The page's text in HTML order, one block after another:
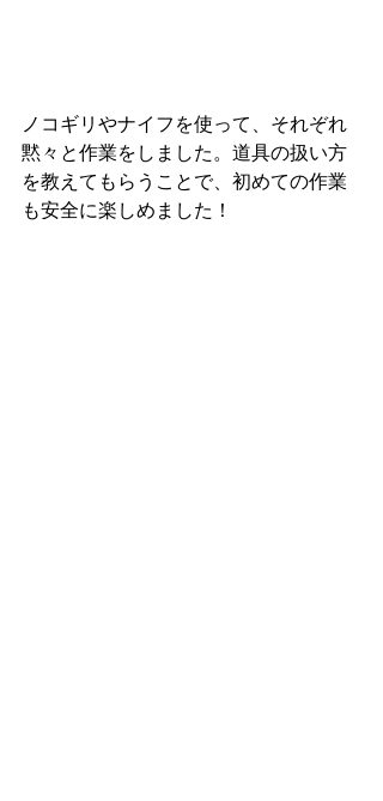
ノコギリやナイフを使って、それぞれ
黙々と作業をしました。道具の扱い方
を教えてもらうことで、初めての作業
も安全に楽しめました！